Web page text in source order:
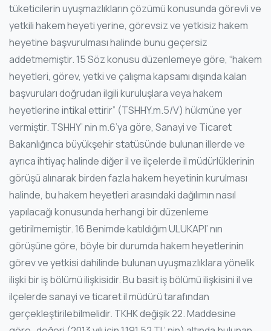
tüketicilerin uyuşmazlıkların çözümü konusunda görevli ve
yetkili hakem heyeti yerine, görevsiz ve yetkisiz hakem
heyetine başvurulması halinde bunu geçersiz
addetmemiştir. 15 Söz konusu düzenlemeye göre, “hakem
heyetleri, görev, yetki ve çalışma kapsamı dışında kalan
başvuruları doğrudan ilgili kuruluşlara veya hakem
heyetlerine intikal ettirir” (TSHHY.m.5/V) hükmüne yer
vermiştir. TSHHY’ nin m.6’ya göre, Sanayi ve Ticaret
Bakanlığınca büyükşehir statüsünde bulunan illerde ve
ayrıca ihtiyaç halinde diğer il ve ilçelerde il müdürlüklerinin
görüşü alınarak birden fazla hakem heyetinin kurulması
halinde, bu hakem heyetleri arasındaki dağılımın nasıl
yapılacağı konusunda herhangi bir düzenleme
getirilmemiştir. 16 Benimde katıldığım ULUKAPI’ nın
görüşüne göre, böyle bir durumda hakem heyetlerinin
görev ve yetkisi dahilinde bulunan uyuşmazlıklara yönelik
ilişki bir iş bölümü ilişkisidir. Bu basit iş bölümü ilişkisini il ve
ilçelerde sanayi ve ticaret il müdürü tarafından
gerçekleştirilebilmelidir. TKHK değişik 22. Maddesine